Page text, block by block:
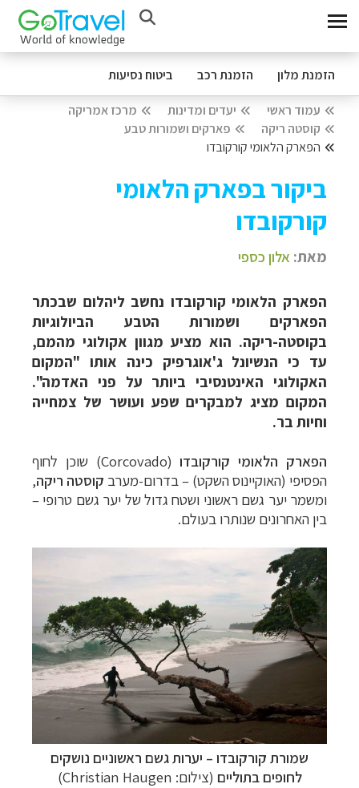
הזמנת מלון הזמנת רכב ביטוח נסיעות
עמוד ראשי יעדים ומדינות
מרכז אמריקה
קוסטה ריקה
פארקים ושמורות טבע
הפארק הלאומי קורקובדו
ביקור בפארק הלאומי
קורקובדו
מאת: אלון כספי
הפארק הלאומי קורקובדו נחשב ליהלום שבכתר
הפארקים ושמורות הטבע הביולוגיות
בקוסטה-ריקה. הוא מציע מגוון אקולוגי מהמם,
עד כי הנשיונל ג'אוגרפיק כינה אותו "המקום
האקולוגי האינטנסיבי ביותר על פני האדמה".
המקום מציג למבקרים שפע ועושר של צמחייה
וחיות בר.
הפארק הלאומי קורקובדו (Corcovado)
שוכן לחוף
הפסיפי (האוקיינוס השקט) – בדרום-מערב קוסטה ריקה,
ומשמר יער גשם ראשוני ושטח גדול של יער גשם טרופי –
בין האחרונים שנותרו בעולם.
שמורת קורקובדו – יערות גשם ראשוניים נושקים
לחופים בתוליים (צילום: Christian Haugen)